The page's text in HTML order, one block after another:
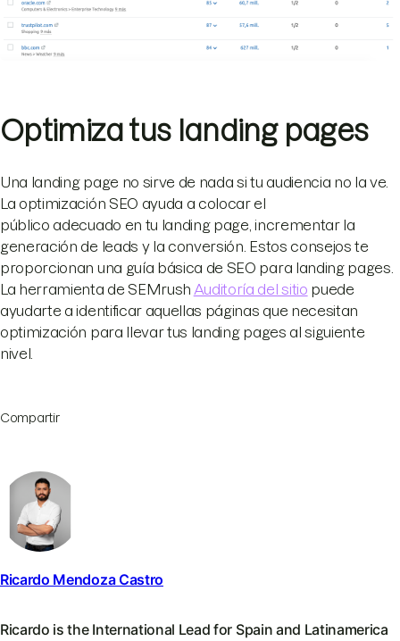
Optimiza tus landing pages
Una landing page no sirve de nada si tu audiencia no la ve.
La optimización SEO ayuda a colocar el
público adecuado en tu landing page, incrementar la
generación de leads y la conversión. Estos consejos te
proporcionan una guía básica de SEO para landing pages.
La herramienta de SEMrush Auditoría del sitio puede
ayudarte a identificar aquellas páginas que necesitan
optimización para llevar tus landing pages al siguiente
nivel.
Compartir
Ricardo Mendoza Castro
Ricardo is the International Lead for Spain and Latinamerica